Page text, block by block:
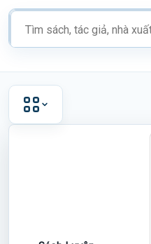
Tìm
kiếm
phẩm